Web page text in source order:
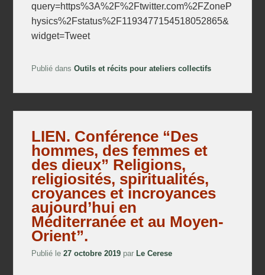
query=https%3A%2F%2Ftwitter.com%2FZoneP
hysics%2Fstatus%2F1193477154518052865&
widget=Tweet
Publié dans Outils et récits pour ateliers collectifs
LIEN. Conférence “Des
hommes, des femmes et
des dieux” Religions,
religiosités, spiritualités,
croyances et incroyances
aujourd’hui en
Méditerranée et au Moyen-
Orient”.
Publié le27 octobre 2019 par Le Cerese